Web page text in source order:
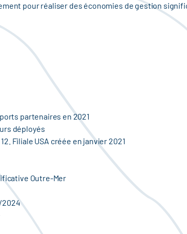
pour réaliser des économies de gestion
partenaires en 2021
déployés
Filiale USA créée en janvier 2021
Outre-Mer
2024